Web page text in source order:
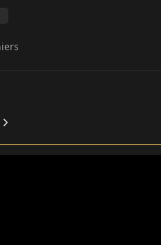
carousel slide
carousel slide